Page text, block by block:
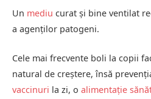
Un mediu curat și bine ventilat
a agenților patogeni.
Cele mai frecvente boli la copii
natural de creștere, însă
vaccinuri la zi, o alimentație